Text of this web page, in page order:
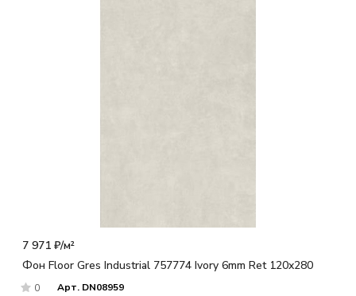
7 971 ₽/м²
Фон Floor Gres Industrial 757774 Ivory 6mm Ret 120x280
0 Арт. DN08959